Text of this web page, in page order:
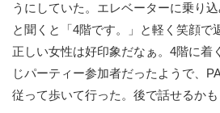
うにしていた。エレベーターに乗り込
と聞くと「4階です。」と軽く笑顔で
正しい女性は好印象だなぁ。4階に着
じパーティー参加者だったようで、
従って歩いて行った。後で話せるかも